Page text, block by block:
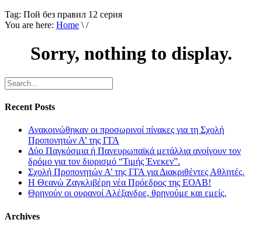
Tag: Пой без правил 12 серия
You are here: Home \ /
Sorry, nothing to display.
Recent Posts
Ανακοινώθηκαν οι προσωρινοί πίνακες για τη Σχολή
Προπονητών Α’ της ΓΓΑ
Δύο Παγκόσμια ή Πανευρωπαϊκά μετάλλια ανοίγουν τον
δρόμο για τον διορισμό “Τιμής Ένεκεν”.
Σχολή Προπονητών Α’ της ΓΓΑ για Διακριθέντες Αθλητές.
Η Θεανώ Ζαγκλιβέρη νέα Πρόεδρος της ΕΟΑΒ!
Θρηνούν οι ουρανοί Αλέξανδρε, θρηνούμε και εμείς.
Archives